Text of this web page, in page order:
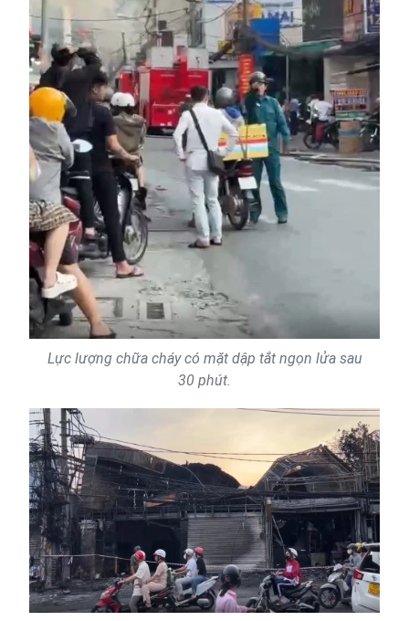
Lực lượng chữa cháy có mặt dập tắt ngọn lửa sau
30 phút.